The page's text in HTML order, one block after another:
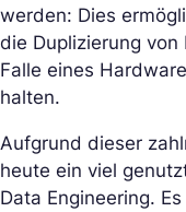
werden: Dies
die Duplizierung
Falle eines
halten.
Aufgrund dieser
heute ein viel
Data Engineering.